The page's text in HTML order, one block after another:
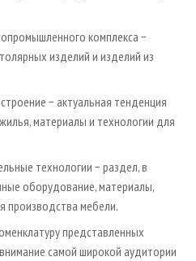
комплекса −
изделий и изделий из
− актуальная тенденция
материалы и технологии для
технологии − раздел, в
оборудование, материалы,
производства мебели.
представленных
самой широкой аудитории